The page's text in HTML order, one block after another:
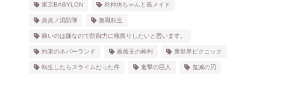
東京BABYLON 死神坊ちゃんと黒メイド
炎炎ノ消防隊 無職転生
痛いのは嫌なので防御力に極振りしたいと思います。
約束のネバーランド 薔薇王の葬列 裏世界ピクニック
転生したらスライムだった件 進撃の巨人 鬼滅の刃